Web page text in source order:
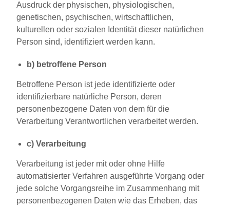
Ausdruck der physischen, physiologischen,
genetischen, psychischen, wirtschaftlichen,
kulturellen oder sozialen Identität dieser natürlichen
Person sind, identifiziert werden kann.
b) betroffene Person
Betroffene Person ist jede identifizierte oder
identifizierbare natürliche Person, deren
personenbezogene Daten von dem für die
Verarbeitung Verantwortlichen verarbeitet werden.
c) Verarbeitung
Verarbeitung ist jeder mit oder ohne Hilfe
automatisierter Verfahren ausgeführte Vorgang oder
jede solche Vorgangsreihe im Zusammenhang mit
personenbezogenen Daten wie das Erheben, das